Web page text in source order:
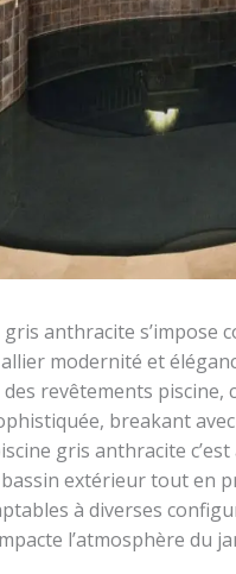
anthracite s’impose
modernité et
des revêtements
breakant
gris anthracite
extérieur tout en
à diverses
l’atmosphère du